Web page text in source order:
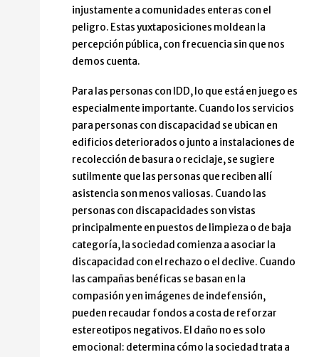
injustamente a comunidades enteras con el
peligro. Estas yuxtaposiciones moldean la
percepción pública, con frecuencia sin que nos
demos cuenta.
Para las personas con IDD, lo que está en juego es
especialmente importante. Cuando los servicios
para personas con discapacidad se ubican en
edificios deteriorados o junto a instalaciones de
recolección de basura o reciclaje, se sugiere
sutilmente que las personas que reciben allí
asistencia son menos valiosas. Cuando las
personas con discapacidades son vistas
principalmente en puestos de limpieza o de baja
categoría, la sociedad comienza a asociar la
discapacidad con el rechazo o el declive. Cuando
las campañas benéficas se basan en la
compasión y en imágenes de indefensión,
pueden recaudar fondos a costa de reforzar
estereotipos negativos. El daño no es solo
emocional: determina cómo la sociedad trata a